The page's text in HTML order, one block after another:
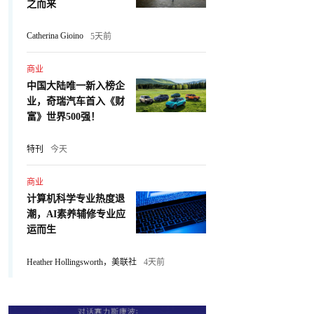
之而来
Catherina Gioino 5天前
商业
中国大陆唯一新入榜企
业，奇瑞汽车首入《财
富》世界500强！
特刊 今天
商业
计算机科学专业热度退
潮，AI素养辅修专业应
运而生
Heather Hollingsworth，美联社 4天前